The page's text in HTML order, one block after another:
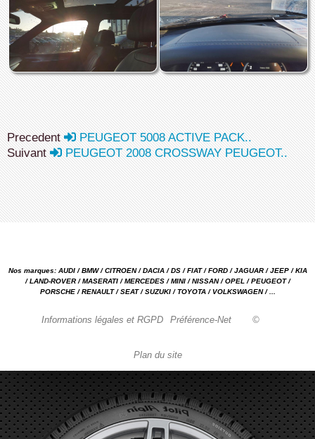
Precedent
PEUGEOT 5008 ACTIVE PACK..
Suivant
PEUGEOT 2008 CROSSWAY PEUGEOT..
Nos marques: AUDI / BMW / CITROEN / DACIA / DS / FIAT / FORD / JAGUAR / JEEP / KIA
/ LAND-ROVER / MASERATI / MERCEDES / MINI / NISSAN / OPEL / PEUGEOT /
PORSCHE / RENAULT / SEAT / SUZUKI / TOYOTA / VOLKSWAGEN / ...
Informations légales et RGPD Préférence-Net ©
Plan du site
Garage automobile Reparation, entretien, carrosserie, concessionnaire Loire 42